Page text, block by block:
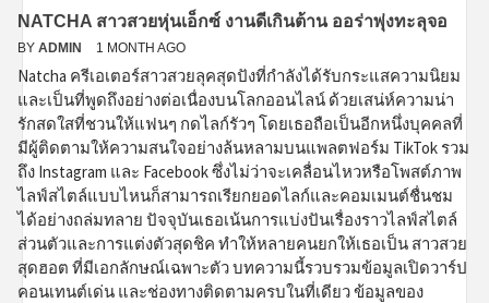
NATCHA สาวสวยหุ่นเอ็กซ์ งานดีเกินต้าน ออร่าพุ่งทะลุจอ
BY ADMIN 1 MONTH AGO
Natcha ครีเอเตอร์สาวสวยลุคสุดปังที่กำลังได้รับกระแสความนิยม
และเป็นที่พูดถึงอย่างต่อเนื่องบนโลกออนไลน์ ด้วยเสน่ห์ความน่า
รักสดใสที่ชวนให้แฟนๆ กดไลก์รัวๆ โดยเธอถือเป็นอีกหนึ่งบุคคลที่
มีผู้ติดตามให้ความสนใจอย่างล้นหลามบนแพลตฟอร์ม TikTok รวม
ถึง Instagram และ Facebook ซึ่งไม่ว่าจะเคลื่อนไหวหรือโพสต์ภาพ
ไลฟ์สไตล์แบบไหนก็สามารถเรียกยอดไลก์และคอมเมนต์ชื่นชม
ได้อย่างถล่มทลาย ปัจจุบันเธอเน้นการแบ่งปันเรื่องราวไลฟ์สไตล์
ส่วนตัวและการแต่งตัวสุดชิค ทำให้หลายคนยกให้เธอเป็น สาวสวย
สุดฮอต ที่มีเอกลักษณ์เฉพาะตัว บทความนี้รวบรวมข้อมูลเปิดวาร์ป
คอนเทนต์เด่น และช่องทางติดตามครบในที่เดียว ข้อมูลของ